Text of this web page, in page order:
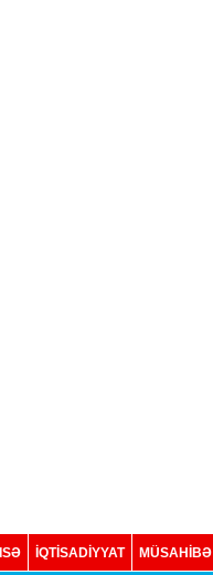
İQTISADIYYAT MÜSAHİBƏ